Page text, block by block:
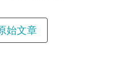
始文章